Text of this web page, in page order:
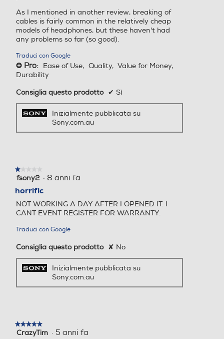
As I mentioned in another review, breaking of
cables is fairly common in the relatively cheap
models of headphones, but these haven't had
any problems so far (so good).
Traduci con Google
+ Pro: Ease of Use, Quality, Value for Money,
Durability
Consiglia questo prodotto ✔ Sì
Inizialmente pubblicata su
Sony.com.au
★★★★★
★★★★★
1
5
stelle.
fsony2 · 8 anni fa
horrific
NOT WORKING A DAY AFTER I OPENED IT. I
CANT EVENT REGISTER FOR WARRANTY.
Traduci con Google
Consiglia questo prodotto ✘ No
Inizialmente pubblicata su
Sony.com.au
★★★★★
★★★★★
5CrazyTim · 5 anni fa